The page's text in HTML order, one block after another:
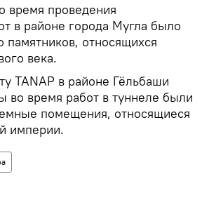
время проведения
в районе города Мугла было
памятников, относящихся
века.
TANAP в районе Гёльбаши
во время работ в туннеле были
помещения, относящиеся
империи.